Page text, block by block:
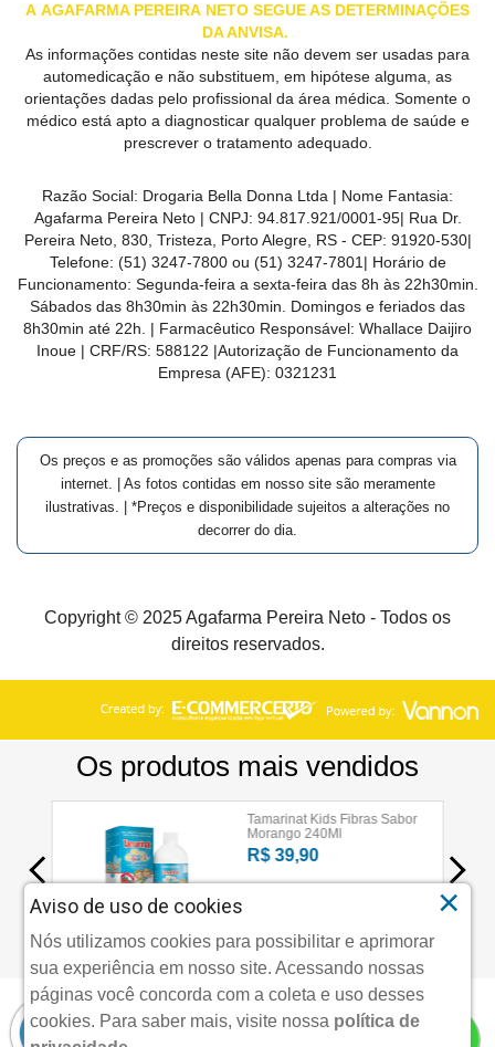
LOJAS
MAIS
PRÓXIMA
DO
CLIENTE
A AGAFARMA PEREIRA NETO SEGUE AS DETERMINAÇÕES
DA ANVISA.
As informações contidas neste site não devem ser usadas para
automedicação e não substituem, em hipótese alguma, as
orientações dadas pelo profissional da área médica. Somente o
médico está apto a diagnosticar qualquer problema de saúde e
prescrever o tratamento adequado.
Razão Social: Drogaria Bella Donna Ltda | Nome Fantasia:
Agafarma Pereira Neto | CNPJ: 94.817.921/0001-95| Rua Dr.
Pereira Neto, 830, Tristeza, Porto Alegre, RS - CEP: 91920-530|
Telefone: (51) 3247-7800 ou (51) 3247-7801 | Horário de
Funcionamento: Segunda-feira a sexta-feira das 8h às 22h30min.
Sábados das 8h30min às 22h30min. Domingos e feriados das
8h30min até 22h. | Farmacêutico Responsável: Whallace Daijiro
Inoue | CRF/RS: 588122 |Autorização de Funcionamento da
Empresa (AFE): 0321231
Os preços e as promoções são válidos apenas para compras via
internet. | As fotos contidas em nosso site são meramente
ilustrativas. | *Preços e disponibilidade sujeitos a alterações no
decorrer do dia.
Copyright © 2025 Agafarma Pereira Neto - Todos os
direitos reservados.
Aviso de uso de cookies
Nós utilizamos cookies para possibilitar e aprimorar
sua experiência em nosso site. Acessando nossas
páginas você concorda com a coleta e uso desses
cookies. Para saber mais, visite nossa política de
×